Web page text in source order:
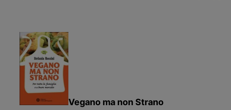
Vegano ma non Strano